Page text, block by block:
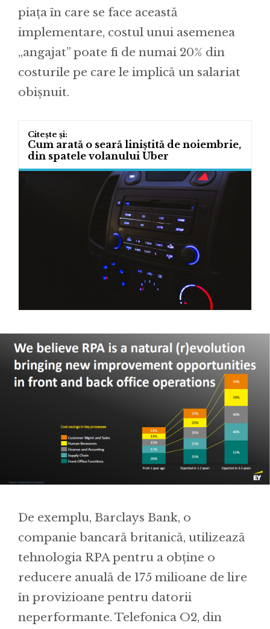
piața în care se face această
implementare, costul unui asemenea
„angajat” poate fi de numai 20% din
costurile pe care le implică un salariat
obișnuit.
Cum arată o seară liniștită de noiembrie,
din spatele volanului Uber
De exemplu, Barclays Bank, o
companie bancară britanică, utilizează
tehnologia RPA pentru a obţine o
reducere anuală de 175 milioane de lire
în provizioane pentru datorii
neperformante. Telefonica O2, din